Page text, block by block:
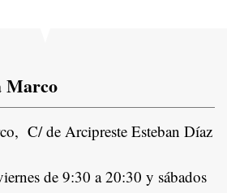
Marco
C/ de Arcipreste Esteban Díaz
de 9:30 a 20:30 y sábados